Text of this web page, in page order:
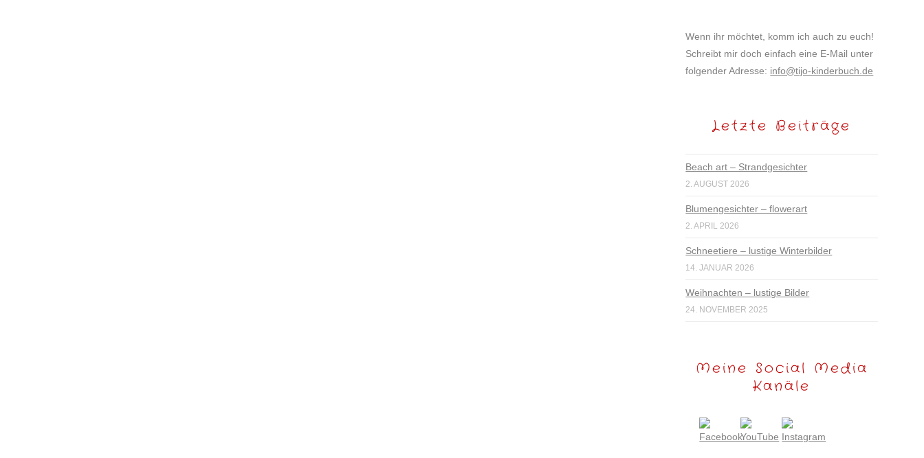
Wenn ihr möchtet, komm ich auch zu euch!
Schreibt mir doch einfach eine E-Mail unter
folgender Adresse: info@tijo-kinderbuch.de
Letzte Beiträge
Beach art – Strandgesichter
2. AUGUST 2026
Blumengesichter – flowerart
2. APRIL 2026
Schneetiere – lustige Winterbilder
14. JANUAR 2026
Weihnachten – lustige Bilder
24. NOVEMBER 2025
Meine Social Media
Kanäle